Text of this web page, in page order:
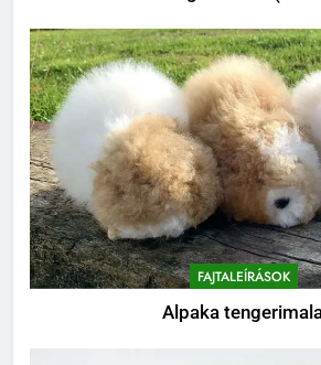
Mi kell egy
BLOG
FAJTALEÍRÁSOK
Alpaka